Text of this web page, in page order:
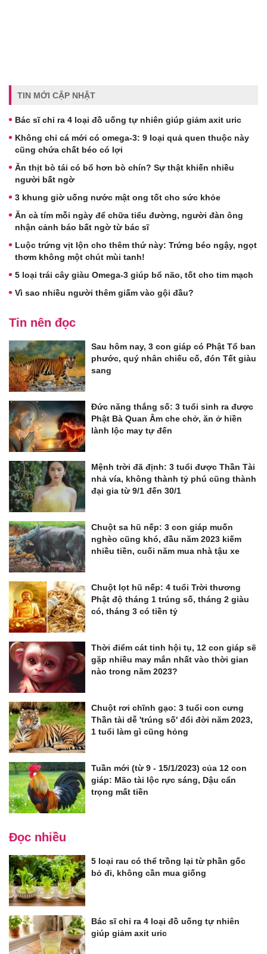
TIN MỚI CẬP NHẬT
Bác sĩ chỉ ra 4 loại đồ uống tự nhiên giúp giảm axit uric
Không chỉ cá mới có omega-3: 9 loại quả quen thuộc này
cũng chứa chất béo có lợi
Ăn thịt bò tái có bổ hơn bò chín? Sự thật khiến nhiều
người bất ngờ
3 khung giờ uống nước mật ong tốt cho sức khỏe
Ăn cà tím mỗi ngày để chữa tiểu đường, người đàn ông
nhận cảnh báo bất ngờ từ bác sĩ
Luộc trứng vịt lộn cho thêm thứ này: Trứng béo ngậy, ngọt
thơm không một chút mùi tanh!
5 loại trái cây giàu Omega-3 giúp bổ não, tốt cho tim mạch
Vì sao nhiều người thêm giấm vào gội đầu?
Tin nên đọc
Sau hôm nay, 3 con giáp có Phật Tổ ban
phước, quý nhân chiếu cố, đón Tết giàu
sang
Đức năng thắng số: 3 tuổi sinh ra được
Phật Bà Quan Âm che chở, ăn ở hiền
lành lộc may tự đến
Mệnh trời đã định: 3 tuổi được Thần Tài
nhả vía, không thành tỷ phú cũng thành
đại gia từ 9/1 đến 30/1
Chuột sa hũ nếp: 3 con giáp muốn
nghèo cũng khó, đầu năm 2023 kiếm
nhiều tiền, cuối năm mua nhà tậu xe
Chuột lọt hũ nếp: 4 tuổi Trời thương
Phật độ tháng 1 trúng số, tháng 2 giàu
có, tháng 3 có tiền tỷ
Thời điểm cát tinh hội tụ, 12 con giáp sẽ
gặp nhiều may mắn nhất vào thời gian
nào trong năm 2023?
Chuột rơi chĩnh gạo: 3 tuổi con cưng
Thần tài dễ 'trúng số' đổi đời năm 2023,
1 tuổi làm gì cũng hỏng
Tuần mới (từ 9 - 15/1/2023) của 12 con
giáp: Mão tài lộc rực sáng, Dậu cẩn
trọng mất tiền
Đọc nhiều
5 loại rau có thể trồng lại từ phần gốc
bỏ đi, không cần mua giống
Bác sĩ chỉ ra 4 loại đồ uống tự nhiên
giúp giảm axit uric